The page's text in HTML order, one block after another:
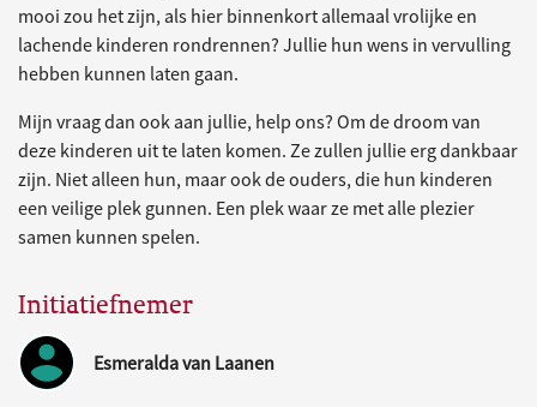
mooi zou het zijn, als hier binnenkort allemaal vrolijke en
lachende kinderen rondrennen? Jullie hun wens in vervulling
hebben kunnen laten gaan.
Mijn vraag dan ook aan jullie, help ons? Om de droom van
deze kinderen uit te laten komen. Ze zullen jullie erg dankbaar
zijn. Niet alleen hun, maar ook de ouders, die hun kinderen
een veilige plek gunnen. Een plek waar ze met alle plezier
samen kunnen spelen.
Initiatiefnemer
Esmeralda van Laanen